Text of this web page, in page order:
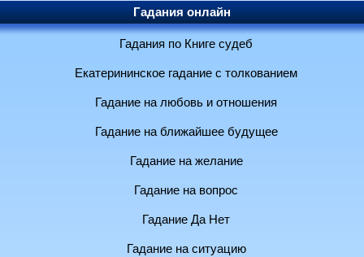
Гадания онлайн
Гадания по Книге судеб
Екатерининское гадание с толкованием
Гадание на любовь и отношения
Гадание на ближайшее будущее
Гадание на желание
Гадание на вопрос
Гадание Да Нет
Гадание на ситуацию